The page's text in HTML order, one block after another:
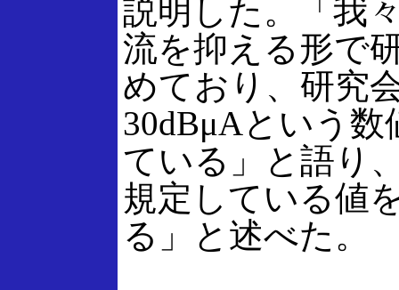
説明した。「我
流を抑える形で
めており、研究
30dBμAという数
ている」と語り
規定している値
る」と述べた。